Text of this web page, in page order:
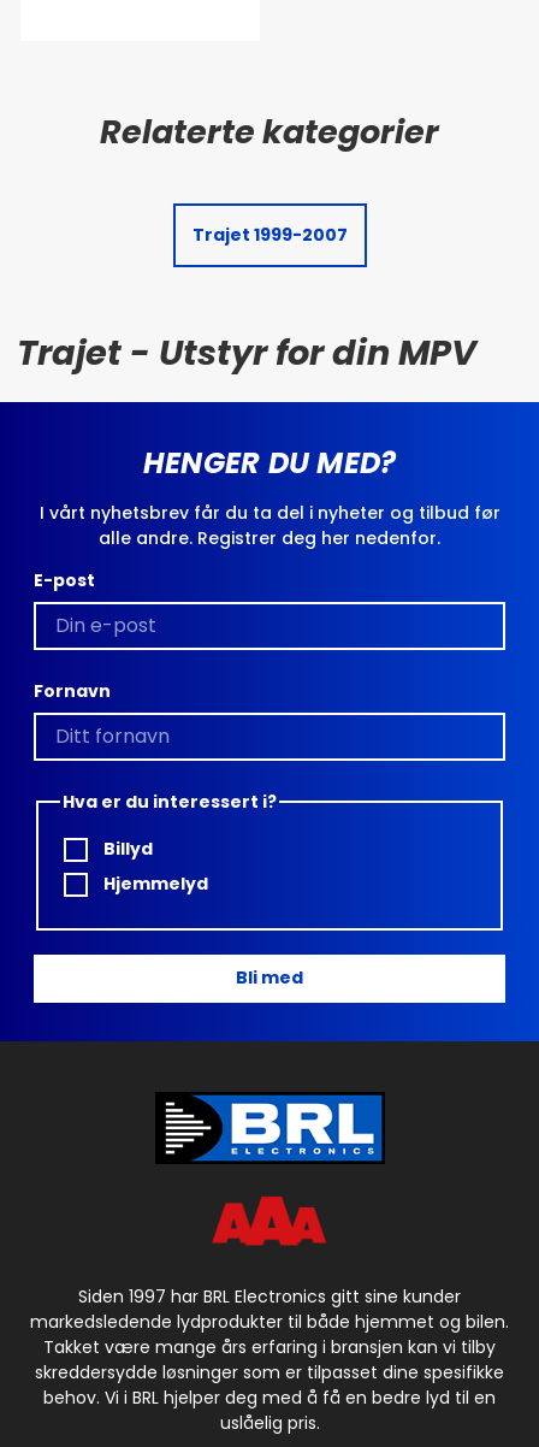
Trajet 1999-2007
Trajet - Utstyr for din MPV
HENGER DU MED?
I vårt nyhetsbrev får du ta del i nyheter og tilbud før
alle andre. Registrer deg her nedenfor.
E-post
Fornavn
Hva er du interessert i?
Billyd
Hjemmelyd
Bli med
Siden 1997 har BRL Electronics gitt sine kunder
markedsledende lydprodukter til både hjemmet og bilen.
Takket være mange års erfaring i bransjen kan vi tilby
skreddersydde løsninger som er tilpasset dine spesifikke
behov. Vi i BRL hjelper deg med å få en bedre lyd til en
uslåelig pris.